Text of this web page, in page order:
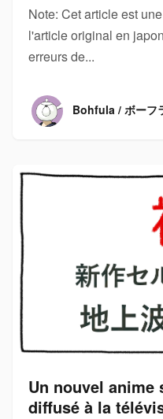
Note: Cet article est
l'article original en
erreurs de...
Bohfula / ボーフ
Un nouvel
diffusé à la